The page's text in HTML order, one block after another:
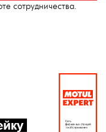
сотрудничества.